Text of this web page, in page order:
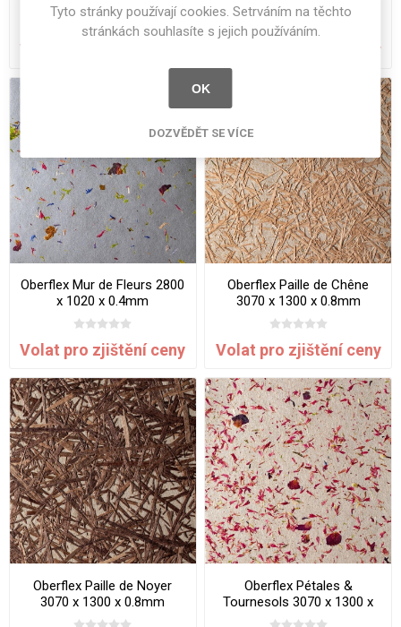
SuperOrganic
Volat pro zjištění ceny Volat pro zjištění ceny
Oberflex Mur de Fleurs 2800
x 1020 x 0.4mm
SuperOrganic
Volat pro zjištění ceny
Oberflex Paille de Chêne
3070 x 1300 x 0.8mm
SuperOrganic
Volat pro zjištění ceny
Oberflex Paille de Noyer
3070 x 1300 x 0.8mm
SuperOrganic
Oberflex Pétales &
Tournesols 3070 x 1300 x
0.8mm SuperOrganic
Tyto stránky používají cookies. Setrváním na těchto
stránkách souhlasíte s jejich používáním.
OK
DOZVĚDĚT SE VÍCE